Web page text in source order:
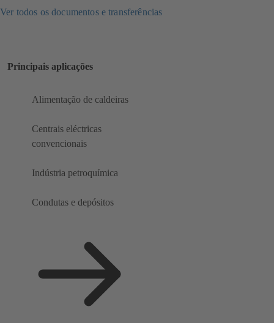
Ver todos os documentos e transferências
Principais aplicações
Alimentação de caldeiras
Centrais eléctricas
convencionais
Indústria petroquímica
Condutas e depósitos